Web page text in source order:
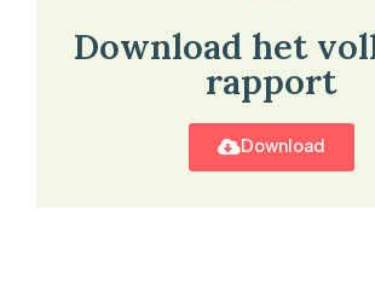
Download het
rapport
Download